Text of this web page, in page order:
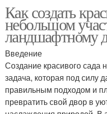
Как создать
небольшом
ландшафтному
Введение
Создание красивого сада
задача, которая под
правильным подходом и
превратить свой двор в